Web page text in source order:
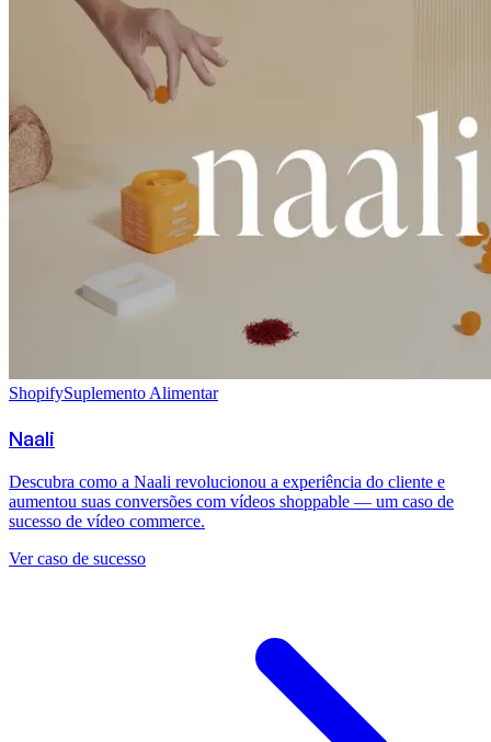
ShopifySuplemento Alimentar
Naali
Descubra como a Naali revolucionou a experiência do cliente e
aumentou suas conversões com vídeos shoppable — um caso de
sucesso de vídeo commerce.
Ver caso de sucesso